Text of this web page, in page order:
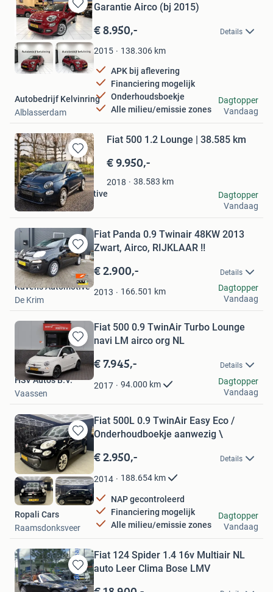
Bewaren
in
Mijn
Favorieten
Garantie Airco (bj 2015)
€ 8.950,- Details
2015 138.306 km
APK bij aflevering
Financiering mogelijk
Onderhoudsboekje
Alle milieu/emissie zones
Autobedrijf Kelvinring
Alblasserdam
Dagtopper
Vandaag
Bewaren
in
Mijn
Favorieten
Fiat 500 1.2 Lounge | 38.585 km
€ 9.950,-
2018 38.583 km
Van Hattem Automotive
Barendrecht
Dagtopper
Vandaag
Bewaren
in
Mijn
Favorieten
Fiat Panda 0.9 Twinair 48KW 2013
Zwart, Airco, RIJKLAAR !!
€ 2.900,- Details
2013 166.501 km
Ravens Automotive
De Krim
Dagtopper
Vandaag
Bewaren
in
Mijn
Favorieten
Fiat 500 0.9 TwinAir Turbo Lounge
navi LM airco org NL
€ 7.945,- Details
2017 94.000 km
HSV Auto's B.V.
Vaassen
Dagtopper
Vandaag
Bewaren
in
Mijn
Favorieten
Fiat 500L 0.9 TwinAir Easy Eco /
Onderhoudboekje aanwezig \
€ 2.950,- Details
2014 188.654 km
NAP gecontroleerd
Financiering mogelijk
Alle milieu/emissie zones
Ropali Cars
Raamsdonksveer
Dagtopper
Vandaag
Bewaren
in
Fiat 124 Spider 1.4 16v Multiair NL
auto Leer Clima Bose LMV